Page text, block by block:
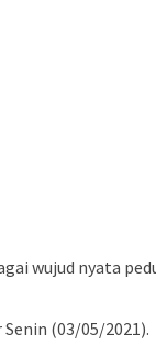
wujud nyata
(03/05/2021).